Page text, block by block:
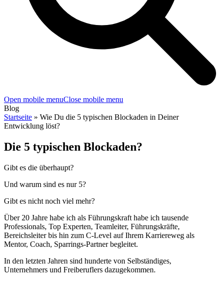
Open mobile menuClose mobile menu
Blog
Startseite » Wie Du die 5 typischen Blockaden in Deiner
Entwicklung löst?
Die 5 typischen Blockaden?
Gibt es die überhaupt?
Und warum sind es nur 5?
Gibt es nicht noch viel mehr?
Über 20 Jahre habe ich als Führungskraft habe ich tausende
Professionals, Top Experten, Teamleiter, Führungskräfte,
Bereichsleiter bis hin zum C-Level auf Ihrem Karriereweg als
Mentor, Coach, Sparrings-Partner begleitet.
In den letzten Jahren sind hunderte von Selbständiges,
Unternehmers und Freiberuflers dazugekommen.